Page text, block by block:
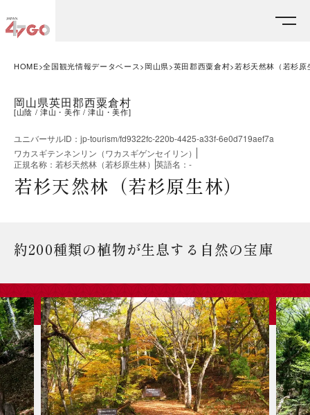
HOME 全国観光情報データベース 岡山県 英田郡西粟倉村 若杉天然林（若杉原
岡山県英田郡西粟倉村
[山陰 津山・美作 津山・美作]
ユニバーサルID ： jp-tourism/fd9322fc-220b-4425-a33f-6e0d719aef7a
ワカスギテンネンリン（ワカスギゲンセイリン）
正規名称 ： 若杉天然林（若杉原生林） 英語名 ： -
若杉天然林（若杉原生林）
約200種類の植物が生息する自然の宝庫